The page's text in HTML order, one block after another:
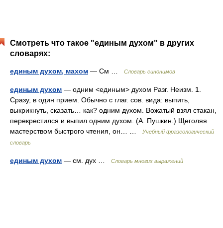
Смотреть что такое "единым духом" в других
словарях:
единым духом, махом — См … Словарь синонимов
единым духом — одним <единым> духом Разг. Неизм. 1.
Сразу, в один прием. Обычно с глаг. сов. вида: выпить,
выкрикнуть, сказать… как? одним духом. Вожатый взял стакан,
перекрестился и выпил одним духом. (А. Пушкин.) Щеголяя
мастерством быстрого чтения, он… …
Учебный фразеологический
словарь
единым духом — см. дух … Словарь многих выражений